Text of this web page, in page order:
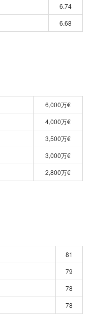
6.74
6.68
6,000万€
4,000万€
3,500万€
3,000万€
2,800万€
81
79
78
78